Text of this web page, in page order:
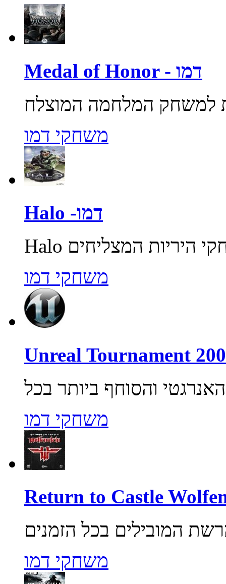
Medal of Honor - דמו
משחקי דמו
Halo -דמו
משחקי דמו
משחקי דמו
משחקי דמו